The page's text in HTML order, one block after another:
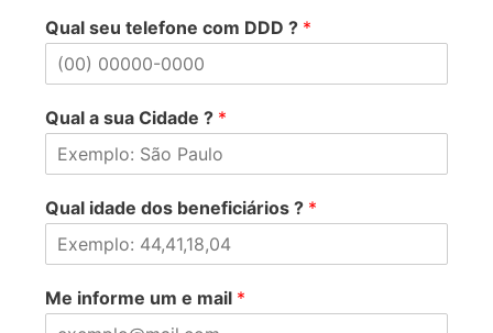
Qual seu telefone com DDD ? *
Qual a sua Cidade ? *
Qual idade dos beneficiários ? *
Me informe um e mail *